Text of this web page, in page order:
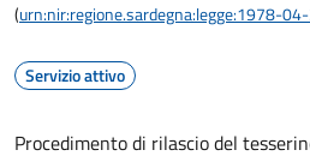
(urn:nir:regione.sardegna:legge:1978-
Servizio attivo
Procedimento di rilascio del